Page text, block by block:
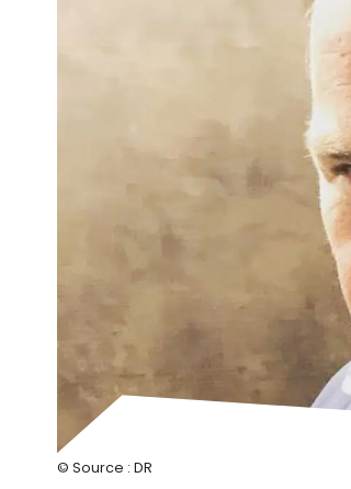
© Source : DR